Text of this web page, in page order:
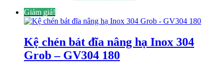
Giảm giá!
Kệ chén bát đĩa nâng hạ Inox 304
Grob – GV304 180